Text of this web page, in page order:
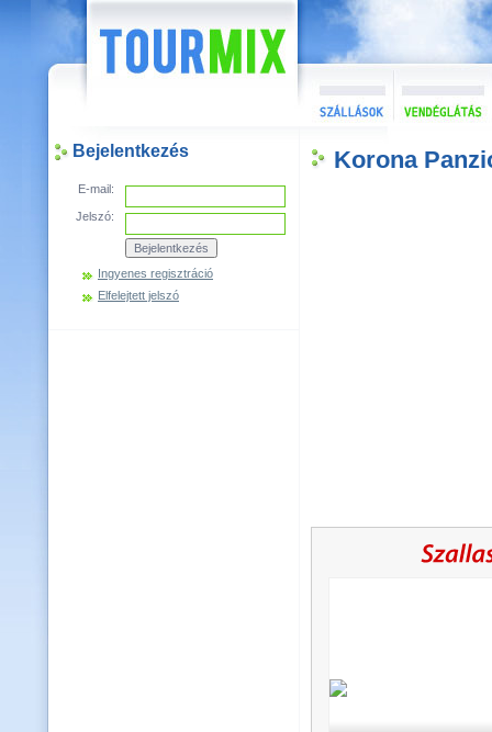
Bejelentkezés
E-mail:
Jelszó:
Ingyenes regisztráció
Elfelejtett jelszó
Korona